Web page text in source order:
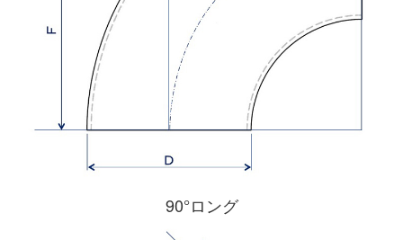
90°ロング